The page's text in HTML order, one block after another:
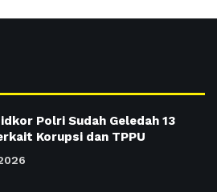
Polri Sudah Geledah 13
Korupsi dan TPPU